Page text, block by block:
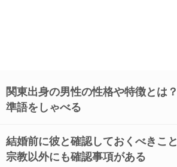
関東出身の男性の性格や特徴とは
準語をしゃべる
結婚前に彼と確認しておくべきこ
宗教以外にも確認事項がある